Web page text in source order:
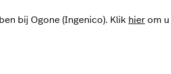
bij Ogone (Ingenico). Klik hier om u